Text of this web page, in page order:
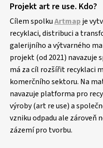
Projekt art re use. Kdo?
Cílem spolkuArtmapje
recyklaci, distribuci a
galerijního a výtvarného
projekt (od 2021) navazuje
má za cíl rozšířit recyklaci
komerčního sektoru. Na
navazuje platforma pro
výroby (art re use) a
vzniku odpadu ale zároveň
zázemí pro tvorbu.